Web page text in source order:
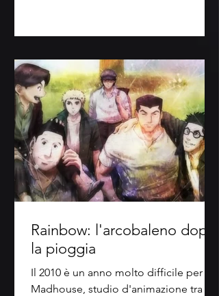
Rainbow: l'arcobaleno dopo
la pioggia
Il 2010 è un anno molto difficile per la
Madhouse, studio d'animazione tra i